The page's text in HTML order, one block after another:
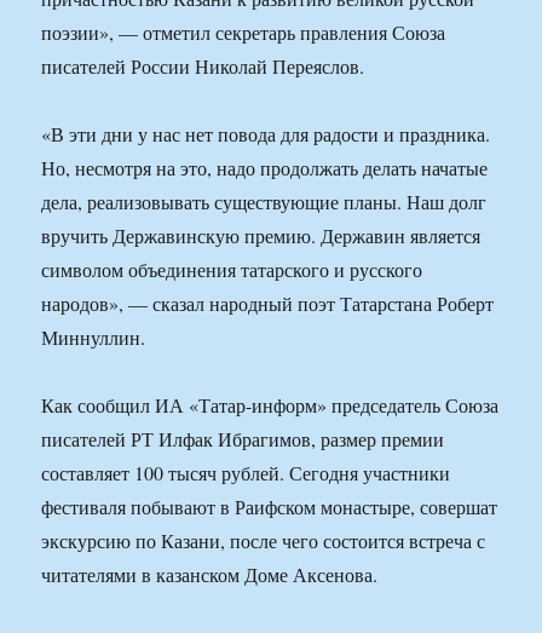
поэзии», — отметил секретарь правления Союза
писателей России Николай Переяслов.
«В эти дни у нас нет повода для радости и праздника.
Но, несмотря на это, надо продолжать делать начатые
дела, реализовывать существующие планы. Наш долг
вручить Державинскую премию. Державин является
символом объединения татарского и русского
народов», — сказал народный поэт Татарстана Роберт
Миннуллин.
Как сообщил ИА «Татар-информ» председатель Союза
писателей РТ Илфак Ибрагимов, размер премии
составляет 100 тысяч рублей. Сегодня участники
фестиваля побывают в Раифском монастыре, совершат
экскурсию по Казани, после чего состоится встреча с
читателями в казанском Доме Аксенова.